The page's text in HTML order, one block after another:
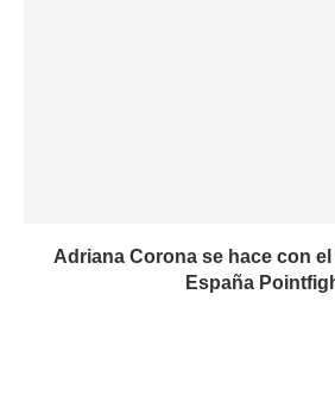
Adriana Corona se hace con
España